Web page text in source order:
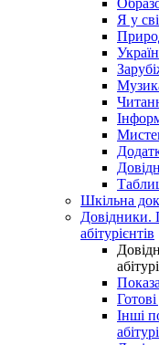
Я у
Шкільна
Довідники.
абітурієнтів
Інші